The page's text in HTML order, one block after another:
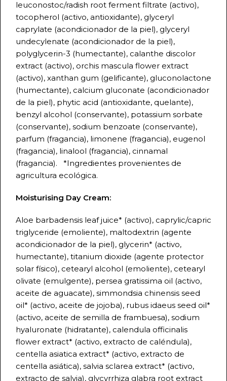
leuconostoc/radish root ferment filtrate (activo),
tocopherol (activo, antioxidante), glyceryl
caprylate (acondicionador de la piel), glyceryl
undecylenate (acondicionador de la piel),
polyglycerin-3 (humectante), calanthe discolor
extract (activo), orchis mascula flower extract
(activo), xanthan gum (gelificante), gluconolactone
(humectante), calcium gluconate (acondicionador
de la piel), phytic acid (antioxidante, quelante),
benzyl alcohol (conservante), potassium sorbate
(conservante), sodium benzoate (conservante),
parfum (fragancia), limonene (fragancia), eugenol
(fragancia), linalool (fragancia), cinnamal
(fragancia). *Ingredientes provenientes de
agricultura ecológica.
Moisturising Day Cream:
Aloe barbadensis leaf juice* (activo), caprylic/capric
triglyceride (emoliente), maltodextrin (agente
acondicionador de la piel), glycerin* (activo,
humectante), titanium dioxide (agente protector
solar físico), cetearyl alcohol (emoliente), cetearyl
olivate (emulgente), persea gratissima oil (activo,
aceite de aguacate), simmondsia chinensis seed
oil* (activo, aceite de jojoba), rubus idaeus seed oil*
(activo, aceite de semilla de frambuesa), sodium
hyaluronate (hidratante), calendula officinalis
flower extract* (activo, extracto de caléndula),
centella asiatica extract* (activo, extracto de
centella asiática), salvia sclarea extract* (activo,
extracto de salvia), glycyrrhiza glabra root extract